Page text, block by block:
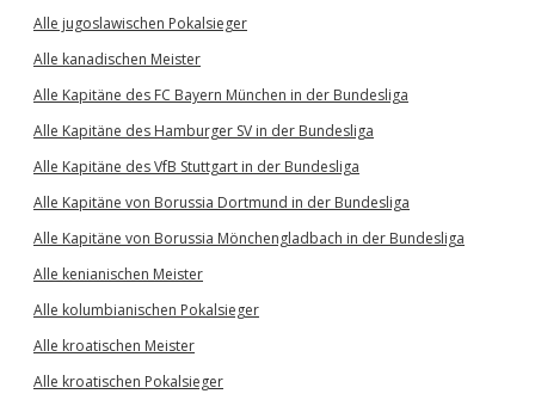
Alle jugoslawischen Pokalsieger
Alle kanadischen Meister
Alle Kapitäne des FC Bayern München in der Bundesliga
Alle Kapitäne des Hamburger SV in der Bundesliga
Alle Kapitäne des VfB Stuttgart in der Bundesliga
Alle Kapitäne von Borussia Dortmund in der Bundesliga
Alle Kapitäne von Borussia Mönchengladbach in der Bundesliga
Alle kenianischen Meister
Alle kolumbianischen Pokalsieger
Alle kroatischen Meister
Alle kroatischen Pokalsieger